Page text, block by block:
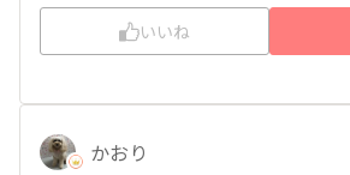
いいね
かおり